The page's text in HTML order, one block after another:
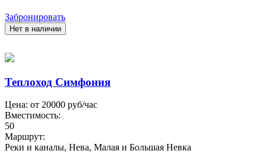
Забронировать
Нет в наличии
Теплоход Симфония
Цена: от 20000 руб/час
Вместимость:
50
Маршрут:
Реки и каналы, Нева, Малая и Большая Невка